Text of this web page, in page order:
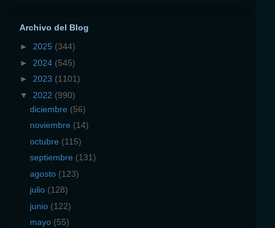
Archivo del Blog
► 2025 (344)
► 2024 (545)
► 2023 (1101)
▼ 2022 (990)
diciembre (56)
noviembre (14)
octubre (115)
septiembre (131)
agosto (123)
julio (128)
junio (122)
mayo (55)